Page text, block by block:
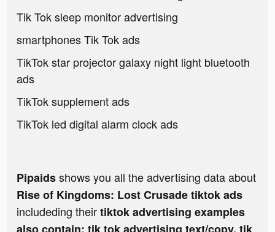
Tik Tok sleep monitor advertising
smartphones Tik Tok ads
TikTok star projector galaxy night light bluetooth
ads
TikTok supplement ads
TikTok led digital alarm clock ads
Pipaidsshows you all the advertising data about
Rise of Kingdoms: Lost Crusade tiktok ads
includeding theirtiktok advertising examples